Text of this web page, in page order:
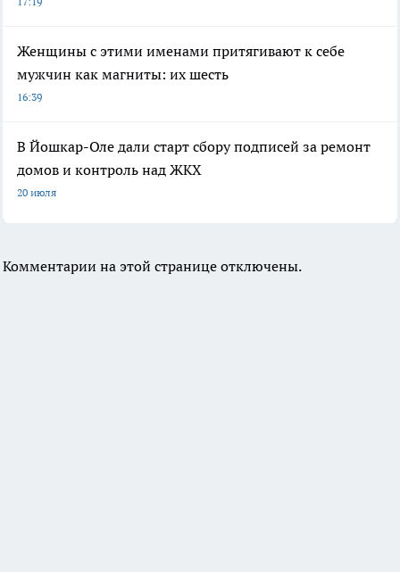
Женщины с этими именами притягивают к себе
мужчин как магниты: их шесть
16:39
В Йошкар-Оле дали старт сбору подписей за ремонт
домов и контроль над ЖКХ
20 июля
Комментарии на этой странице отключены.